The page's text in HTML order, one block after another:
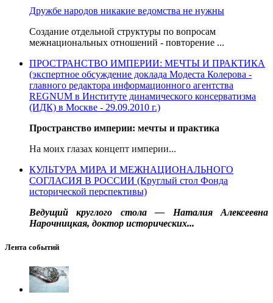
Дружбе народов никакие ведомства не нужны
Создание отдельной структуры по вопросам
межнациональных отношений - повторение ...
ПРОСТРАНСТВО ИМПЕРИИ: МЕЧТЫ И ПРАКТИКА
(экспертное обсуждение доклада Модеста Колерова -
главного редактора информационного агентства
REGNUM в Институте динамического консерватизма
(ИДК) в Москве - 29.09.2010 г.)
Пространство империи: мечты и практика
На моих глазах концепт империи...
КУЛЬТУРА МИРА И МЕЖНАЦИОНАЛЬНОГО
СОГЛАСИЯ В РОССИИ (Круглый стол Фонда
исторической перспективы)
Ведущий круглого стола — Наталия Алексеевна
Нарочницкая, доктор исторических...
Лента событий